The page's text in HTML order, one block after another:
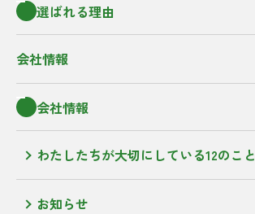
選ばれる理由
会社情報
会社情報
わたしたちが大切にしている12のこと
お知らせ